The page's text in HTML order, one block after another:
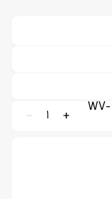
دوربین تحت شبکه Multi sensorپاناسونیک WV-
1